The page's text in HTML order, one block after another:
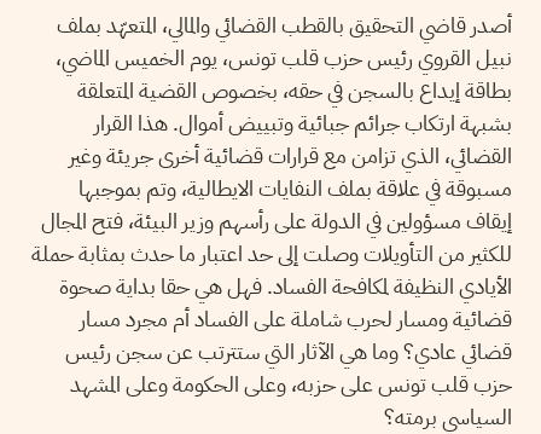
أصدر قاضي التحقيق بالقطب القضائي والمالي، المتعهّد بملف
نبيل القروي رئيس حزب قلب تونس، يوم الخميس الماضي،
بطاقة إيداع بالسجن في حقه، بخصوص القضية المتعلقة
بشبهة ارتكاب جرائم جبائية وتبييض أموال. هذا القرار
القضائي، الذي تزامن مع قرارات قضائية أخرى جريئة وغير
مسبوقة في علاقة بملف النفايات الايطالية، وتم بموجبها
إيقاف مسؤولين في الدولة على رأسهم وزير البيئة، فتح المجال
للكثير من التأويلات وصلت إلى حد اعتبار ما حدث بمثابة حملة
الأيادي النظيفة لمكافحة الفساد. فهل هي حقا بداية صحوة
قضائية ومسار لحرب شاملة على الفساد أم مجرد مسار
قضائي عادي؟ وما هي الآثار التي ستترتب عن سجن رئيس
حزب قلب تونس على حزبه، وعلى الحكومة وعلى المشهد
السياسي برمته؟